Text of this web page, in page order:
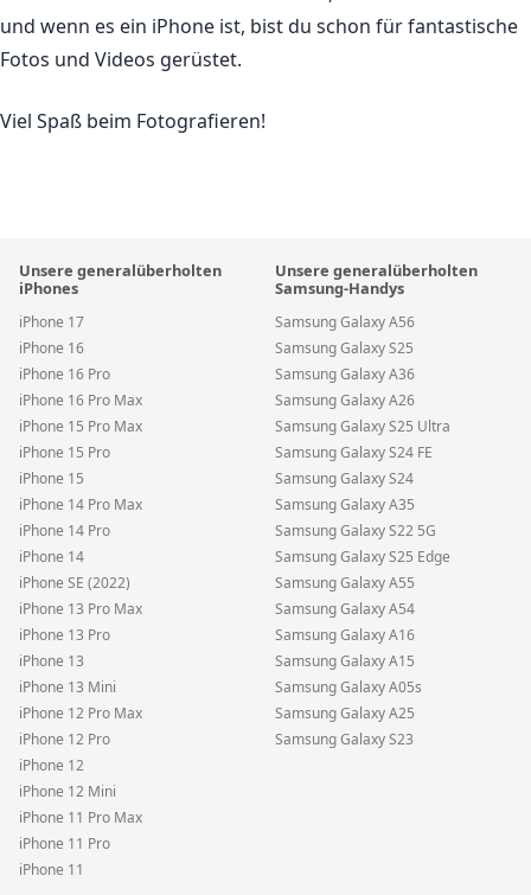
und wenn es ein iPhone ist, bist du schon für fantastische
Fotos und Videos gerüstet.
Viel Spaß beim Fotografieren!
Unsere generalüberholten
iPhones
iPhone 17
iPhone 16
iPhone 16 Pro
iPhone 16 Pro Max
iPhone 15 Pro Max
iPhone 15 Pro
iPhone 15
iPhone 14 Pro Max
iPhone 14 Pro
iPhone 14
iPhone SE (2022)
iPhone 13 Pro Max
iPhone 13 Pro
iPhone 13
iPhone 13 Mini
iPhone 12 Pro Max
iPhone 12 Pro
iPhone 12
iPhone 12 Mini
iPhone 11 Pro Max
iPhone 11 Pro
iPhone 11
Unsere generalüberholten
Samsung-Handys
Samsung Galaxy A56
Samsung Galaxy S25
Samsung Galaxy A36
Samsung Galaxy A26
Samsung Galaxy S25 Ultra
Samsung Galaxy S24 FE
Samsung Galaxy S24
Samsung Galaxy A35
Samsung Galaxy S22 5G
Samsung Galaxy S25 Edge
Samsung Galaxy A55
Samsung Galaxy A54
Samsung Galaxy A16
Samsung Galaxy A15
Samsung Galaxy A05s
Samsung Galaxy A25
Samsung Galaxy S23